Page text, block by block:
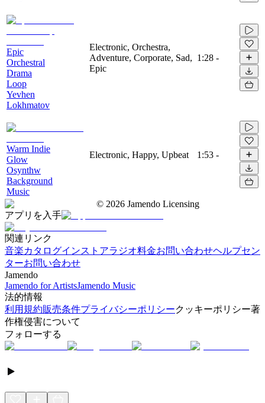
Epic
Orchestral
Drama
Loop
Yevhen
Lokhmatov
Electronic, Orchestra,
Adventure, Corporate, Sad,
Epic
1:28 -
Warm Indie
Glow
Osynthw
Background
Music
Electronic, Happy, Upbeat 1:53 -
© 2026 Jamendo Licensing
アプリを入手
関連リンク
音楽カタログインストアラジオ料金お問い合わせヘルプセン
ターお問い合わせ
Jamendo
Jamendo for ArtistsJamendo Music
法的情報
利用規約販売条件プライバシーポリシークッキーポリシー著
作権侵害について
フォローする